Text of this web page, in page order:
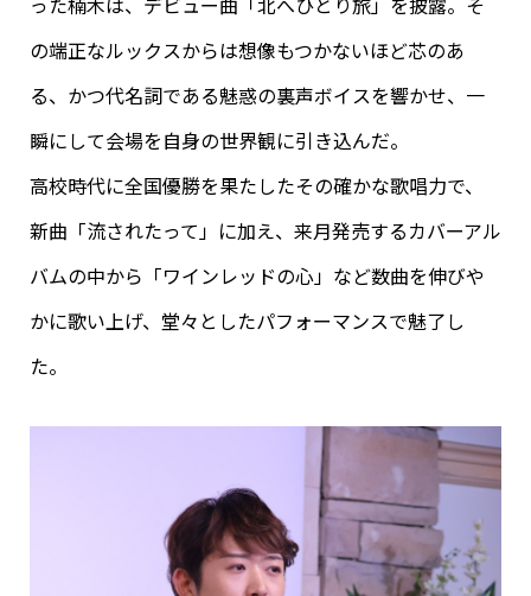
の端正なルックスからは想像もつかないほど芯のあ
る、かつ代名詞である魅惑の裏声ボイスを響かせ、一
瞬にして会場を自身の世界観に引き込んだ。
高校時代に全国優勝を果たしたその確かな歌唱力で、
新曲「流されたって」に加え、来月発売するカバーアル
バムの中から「ワインレッドの心」など数曲を伸びや
かに歌い上げ、堂々としたパフォーマンスで魅了し
た。